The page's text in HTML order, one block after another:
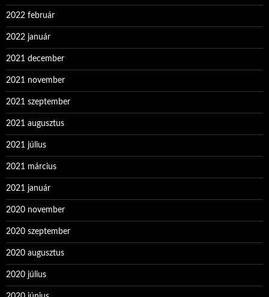
2022 február
2022 január
2021 december
2021 november
2021 szeptember
2021 augusztus
2021 július
2021 március
2021 január
2020 november
2020 szeptember
2020 augusztus
2020 július